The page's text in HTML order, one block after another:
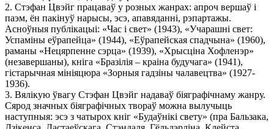
2. Стэфан Цвэйг працаваў у розных жанрах: апроч вершаў і
паэм, ён пакінуў нарысы, эсэ, апавяданні, рэпартажы.
Асноўныя публікацыі: «Час і свет» (1943), «Учарашні свет:
Успаміны еўрапейца» (1944), «Еўрапейская спадчына» (1960),
раманы «Нецярпенне сэрца» (1939), «Хрысціна Хофленэр»
(незавершаны), кніга «Бразілія – краіна будучага» (1941),
гістарычная мініяцюра «Зорныя гадзіны чалавецтва» (1927-
1936).
3. Вялікую ўвагу Стэфан Цвэйг надаваў біяграфічнаму жанру.
Сярод значных біяграфічных твораў можна вылучыць
наступныя: эсэ з чатырох кніг «Будаўнікі свету» (пра Бальзака,